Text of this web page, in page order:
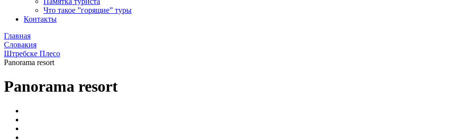
Что такое ”горящие” туры
Контакты
Главная
Словакия
Штребске Плесо
Panorama resort
Panorama resort